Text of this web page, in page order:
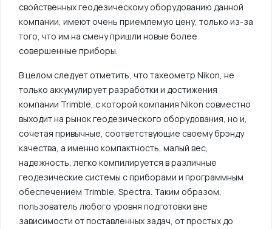
свойственных геодезическому оборудованию данной
компании, имеют очень приемлемую цену, только из-за
того, что им на смену пришли новые более
совершенные приборы.
В целом следует отметить, что тахеометр Nikon, не
только аккумулирует разработки и достижения
компании Trimble, с которой компания Nikon совместно
выходит на рынок геодезического оборудования, но и,
сочетая привычные, соответствующие своему брэнду
качества, а именно компактность, малый вес,
надежность, легко компилируется в различные
геодезические системы с приборами и программным
обеспечением Trimble, Spectra. Таким образом,
пользователь любого уровня подготовки вне
зависимости от поставленных задач, от простых до